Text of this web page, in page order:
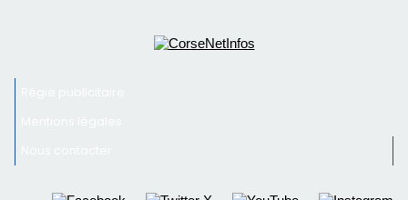
© 2026 corsenetinfos